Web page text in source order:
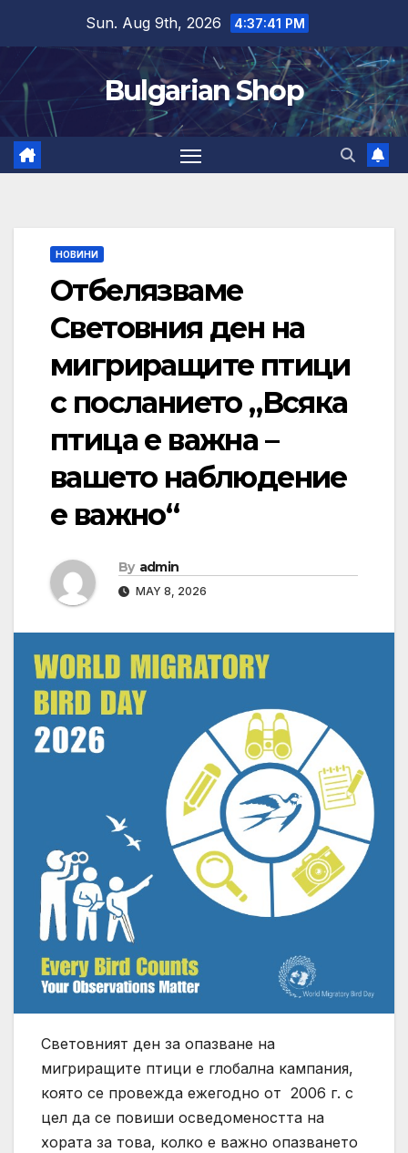
content
Sun. Aug 9th, 2026 4:37:42 PM
Bulgarian Shop
НОВИНИ
Отбелязваме
Световния ден на
мигриращите птици
с посланието „Всяка
птица е важна –
вашето наблюдение
е важно“
By admin
MAY 8, 2026
Световният ден за опазване на
мигриращите птици е глобална кампания,
която се провежда ежегодно от 2006 г. с
цел да се повиши осведомеността на
хората за това, колко е важно опазването